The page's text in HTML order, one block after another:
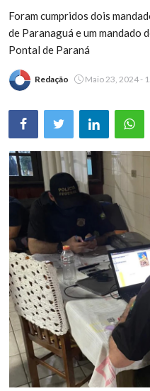
Brasil
Foram cumpridos dois
de Paranaguá e um mandado
Pontal de Paraná
Redação Maio 23, 2024 -